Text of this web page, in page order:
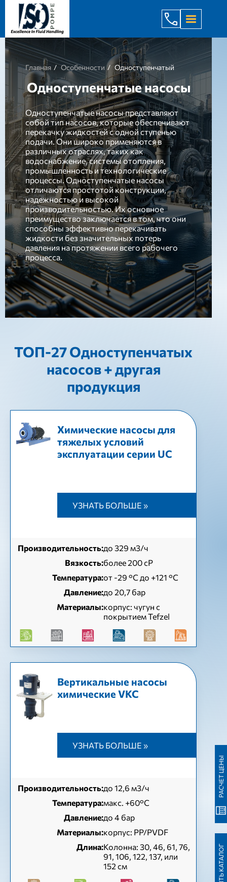
+998 971
Главная Особенности Одноступенчатый
Одноступенчатые насосы
Одноступенчатые насосы представляют
собой тип насосов, которые обеспечивают
перекачку жидкостей с одной ступенью
подачи. Они широко применяются в
различных отраслях, таких как
водоснабжение, системы отопления,
промышленность и технологические
процессы. Одноступенчатые насосы
отличаются простотой конструкции,
надежностью и высокой
производительностью. Их основное
преимущество заключается в том, что они
способны эффективно перекачивать
жидкости без значительных потерь
давления на протяжении всего рабочего
процесса.
ТОП-27 Одноступенчатых
насосов + другая
продукция
Химические насосы для
тяжелых условий
эксплуатации серии UC
УЗНАТЬ БОЛЬШЕ »
Производительность:до 329 м3/ч
Вязкость:более 200 сР
Температура:от -29 °С до +121 °С
Давление:до 20,7 бар
Материалы:корпус: чугун с
покрытием Tefzel
Вертикальные насосы
химические VKC
УЗНАТЬ БОЛЬШЕ »
Производительность:до 12,6 м3/ч
Температура:макс. +60°С
Давление:до 4 бар
Материалы:корпус: PP/PVDF
Длина:Колонна: 30, 46, 61, 76,
91, 106, 122, 137, или
152 см
РАСЧЕТ ЦЕНЫ